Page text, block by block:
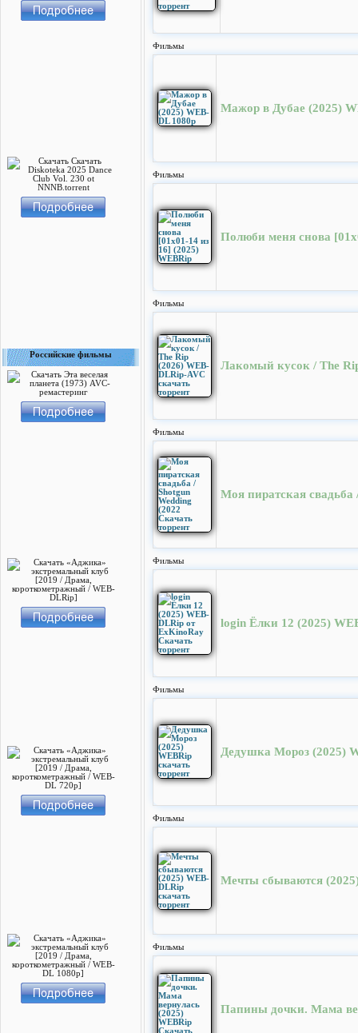
Российские фильмы
Фильмы
Мажор в Дубае (2025)
Фильмы
Полюби меня снова
Фильмы
Лакомый кусок / The
Фильмы
Моя пиратская свадьба
Фильмы
login Ёлки 12 (2025)
Фильмы
Дедушка Мороз (2025)
Фильмы
Мечты сбываются
Фильмы
Папины дочки. Мама